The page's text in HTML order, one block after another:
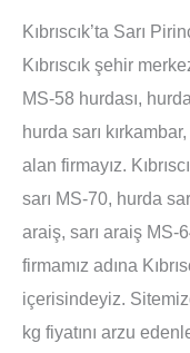
Kıbrıscık’ta Sarı
Kıbrıscık şehir
MS-58 hurdası,
hurda sarı
alan firmayız.
sarı MS-70, hurda
araiş, sarı araiş MS-
firmamız adına
içerisindeyiz.
kg fiyatını arzu